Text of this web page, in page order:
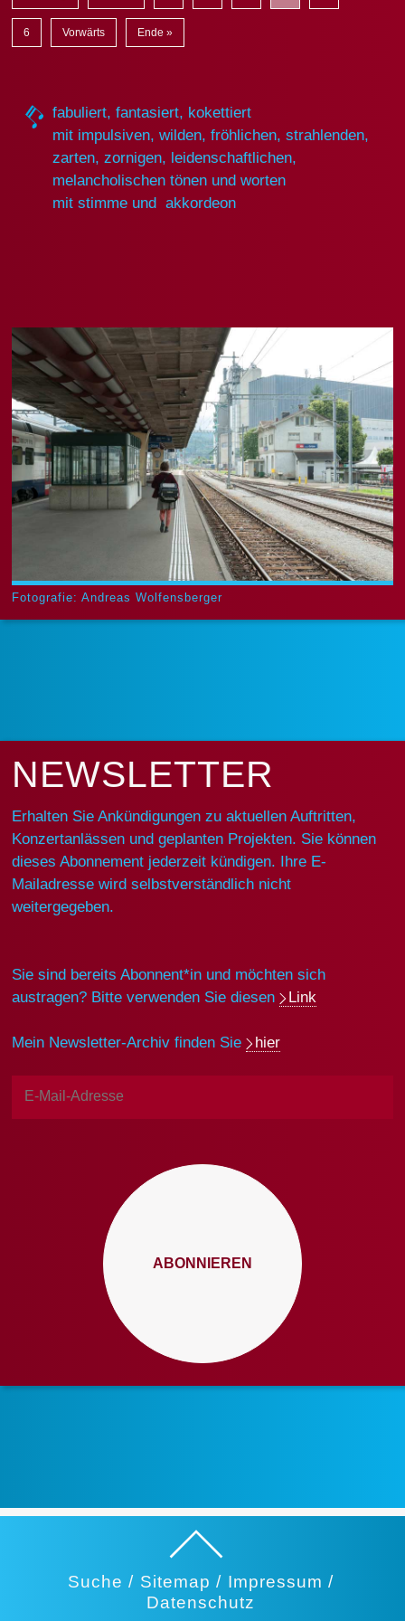
6 Vorwärts Ende »
fabuliert, fantasiert, kokettiert
mit impulsiven, wilden, fröhlichen, strahlenden,
zarten, zornigen, leidenschaftlichen,
melancholischen tönen und worten
mit stimme und akkordeon
Fotografie: Andreas Wolfensberger
NEWS­LETTER
Erhalten Sie Ankündigungen zu aktuellen Auftritten,
Konzertanlässen und geplanten Projekten. Sie können
dieses Abonnement jederzeit kündigen. Ihre E-
Mailadresse wird selbstverständlich nicht
weitergegeben.
Sie sind bereits Abonnent*in und möchten sich
austragen? Bitte verwenden Sie diesen Link
Mein Newsletter-Archiv finden Sie hier
ABONNIEREN
Suche / Sitemap / Impressum /
Datenschutz